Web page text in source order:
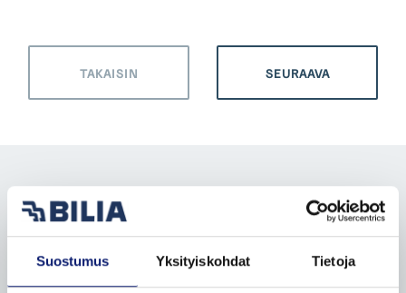
Suostumus Yksityiskohdat Tietoja
TAKAISIN SEURAAVA
POLESTARIT
TARJOUKSET